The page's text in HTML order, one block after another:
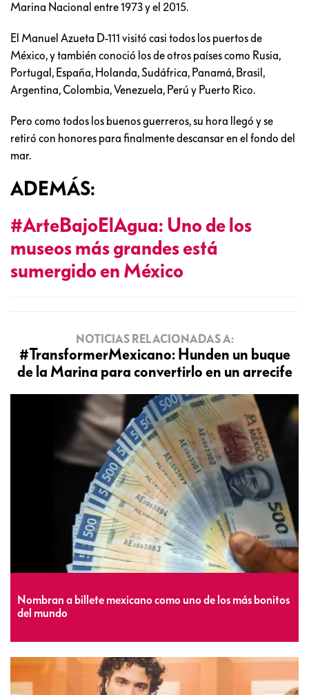
Marina Nacional entre 1973 y el 2015.
El Manuel Azueta D-111 visitó casi todos los puertos de
México, y también conoció los de otros países como Rusia,
Portugal, España, Holanda, Sudáfrica, Panamá, Brasil,
Argentina, Colombia, Venezuela, Perú y Puerto Rico.
Pero como todos los buenos guerreros, su hora llegó y se
retiró con honores para finalmente descansar en el fondo del
mar.
ADEMÁS:
#ArteBajoElAgua: Uno de los
museos más grandes está
sumergido en México
NOTICIAS RELACIONADAS A:
#TransformerMexicano: Hunden un buque
de la Marina para convertirlo en un arrecife
Nombran a billete mexicano como uno de los más bonitos
del mundo